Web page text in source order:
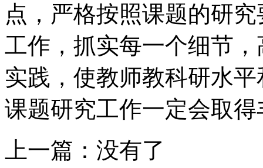
点，严格按照课题的研
工作，抓实每一个细节
实践，使教师教科研水
课题研究工作一定会取
上一篇： 没有了